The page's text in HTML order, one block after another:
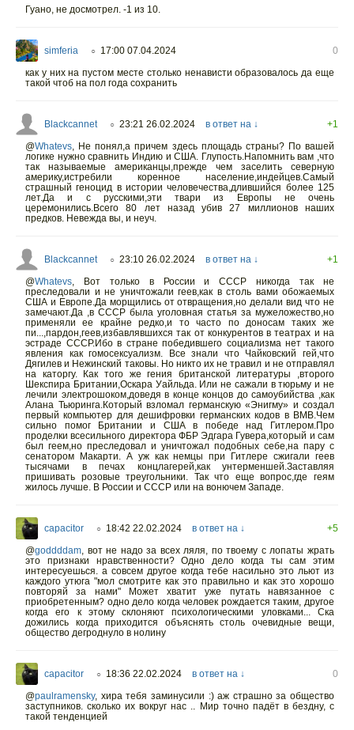
Гуано, не досмотрел. -1 из 10.
simferia ○ 17:00 07.04.2024
0
как у них на пустом месте столько ненависти образовалось да еще
такой чтоб на пол года сохранить
Blackcannet ○ 23:21 26.02.2024 в ответ на ↓
+1
@Whatevs, Не понял,а причем здесь площадь страны? По вашей
логике нужно сравнить Индию и США. Глупость.Напомнить вам ,что
так называемые американцы,прежде чем заселить северную
америку,истребили коренное население,индейцев.Самый
страшный геноцид в истории человечества,длившийся более 125
лет.Да и с русскими,эти твари из Европы не очень
церемонились.Всего 80 лет назад убив 27 миллионов наших
предков. Невежда вы, и неуч.
Blackcannet ○ 23:10 26.02.2024 в ответ на ↓
+1
@Whatevs, Вот только в России и СССР никогда так не
преследовали и не уничтожали геев,как в столь вами обожаемых
США и Европе.Да морщились от отвращения,но делали вид что не
замечают.Да ,в СССР была уголовная статья за мужеложество,но
применяли ее крайне редко,и то часто по доносам таких же
пи...,пардон,геев,избавлявшихся так от конкурентов в театрах и на
эстраде СССР.Ибо в стране победившего социализма нет такого
явления как гомосексуализм. Все знали что Чайковский гей,что
Дягилев и Нежинский таковы. Но никто их не травил и не отправлял
на каторгу. Как того же гения британской литературы ,второго
Шекспира Британии,Оскара Уайльда. Или не сажали в тюрьму и не
лечили электрошоком,доведя в конце концов до самоубийства ,как
Алана Тьюринга.Который взломал германскую «Энигму» и создал
первый компьютер для дешифровки германских кодов в ВМВ.Чем
сильно помог Британии и США в победе над Гитлером.Про
проделки всесильного директора ФБР Эдгара Гувера,который и сам
был геем,но преследовал и уничтожал подобных себе,на пару с
сенатором Макарти. А уж как немцы при Гитлере сжигали геев
тысячами в печах концлагерей,как унтерменшей.Заставляя
пришивать розовые треугольники. Так что еще вопрос,где геям
жилось лучше. В России и СССР или на вонючем Западе.
capacitor ○ 18:42 22.02.2024 в ответ на ↓
+5
@goddddam, вот не надо за всех ляля, по твоему с лопаты жрать
это признаки нравственности? Одно дело когда ты сам этим
интересуешься. а совсем другое когда тебе насильно это льют из
каждого утюга "мол смотрите как это правильно и как это хорошо
повторяй за нами" Может хватит уже путать навязанное с
приобретенным? одно дело когда человек рождается таким, другое
когда его к этому склоняют психологическими уловками... Ска
дожились когда приходится объяснять столь очевидные вещи,
общество дегроднуло в нолину
capacitor ○ 18:36 22.02.2024 в ответ на ↓
0
@paulramensky, хира тебя заминусили :) аж страшно за общество
заступников. сколько их вокруг нас .. Мир точно падёт в бездну, с
такой тенденцией